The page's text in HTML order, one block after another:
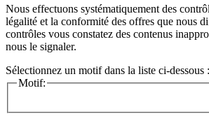
Nous effectuons systématiquement des
légalité et la conformité des offres que nous
contrôles vous constatez des contenus
nous le signaler.
Sélectionnez un motif dans la liste ci-dessous :
Motif: